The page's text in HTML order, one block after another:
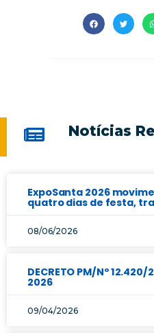
Notícias
ExpoSanta 2026
quatro dias de festa,
08/06/2026
DECRETO PM/Nº 12.420/
2026
09/04/2026